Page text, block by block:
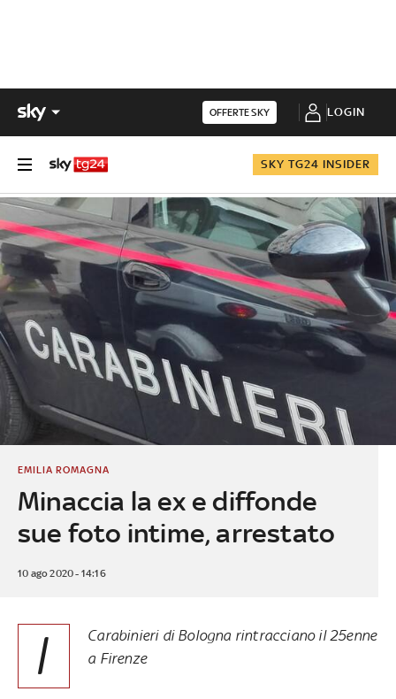
OFFERTE SKY LOGIN
SKY TG24 INSIDER
Minaccia la ex e diffonde
sue foto intime, arrestato
EMILIA ROMAGNA
10 ago 2020 - 14:16
I
Carabinieri di Bologna rintracciano il 25enne
a Firenze